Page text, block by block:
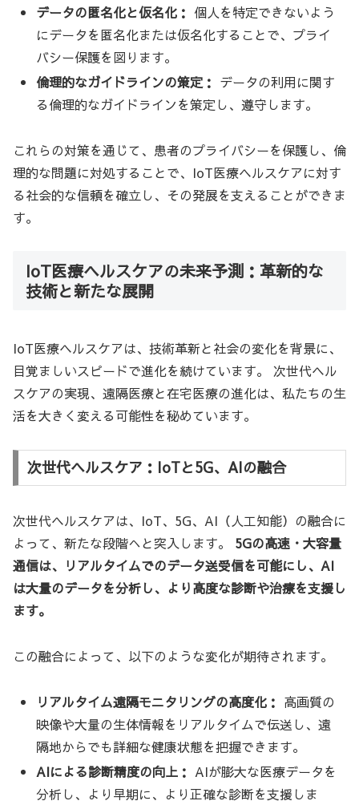
データの匿名化と仮名化： 個人を特定できないよう
にデータを匿名化または仮名化することで、プライ
バシー保護を図ります。
倫理的なガイドラインの策定： データの利用に関す
る倫理的なガイドラインを策定し、遵守します。
これらの対策を通じて、患者のプライバシーを保護し、倫
理的な問題に対処することで、IoT医療ヘルスケアに対す
る社会的な信頼を確立し、その発展を支えることができま
す。
IoT医療ヘルスケアの未来予測：革新的な
技術と新たな展開
IoT医療ヘルスケアは、技術革新と社会の変化を背景に、
目覚ましいスピードで進化を続けています。 次世代ヘル
スケアの実現、遠隔医療と在宅医療の進化は、私たちの生
活を大きく変える可能性を秘めています。
次世代ヘルスケア：IoTと5G、AIの融合
次世代ヘルスケアは、IoT、5G、AI（人工知能）の融合に
よって、新たな段階へと突入します。 5Gの高速・大容量
通信は、リアルタイムでのデータ送受信を可能にし、AI
は大量のデータを分析し、より高度な診断や治療を支援し
ます。
この融合によって、以下のような変化が期待されます。
リアルタイム遠隔モニタリングの高度化： 高画質の
映像や大量の生体情報をリアルタイムで伝送し、遠
隔地からでも詳細な健康状態を把握できます。
AIによる診断精度の向上： AIが膨大な医療データを
分析し、より早期に、より正確な診断を支援しま